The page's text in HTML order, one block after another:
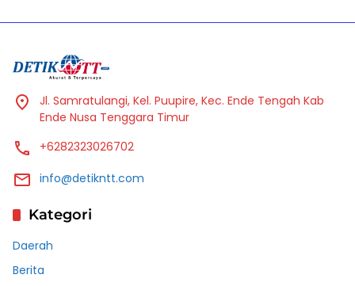
Jl. Samratulangi, Kel. Puupire, Kec. Ende Tengah Kab
Ende Nusa Tenggara Timur
+6282323026702
info@detikntt.com
Kategori
Daerah
Berita